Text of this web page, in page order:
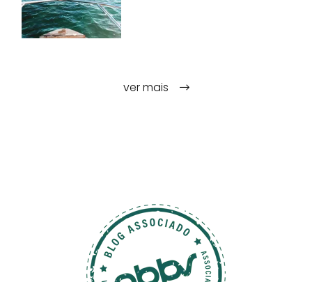
ver mais